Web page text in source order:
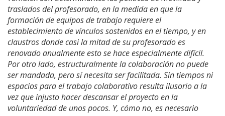
traslados del profesorado, en la medida en que la
formación de equipos de trabajo requiere el
establecimiento de vínculos sostenidos en el tiempo, y en
claustros donde casi la mitad de su profesorado es
renovado anualmente esto se hace especialmente difícil.
Por otro lado, estructuralmente la colaboración no puede
ser mandada, pero sí necesita ser facilitada. Sin tiempos ni
espacios para el trabajo colaborativo resulta ilusorio a la
vez que injusto hacer descansar el proyecto en la
voluntariedad de unos pocos. Y, cómo no, es necesario